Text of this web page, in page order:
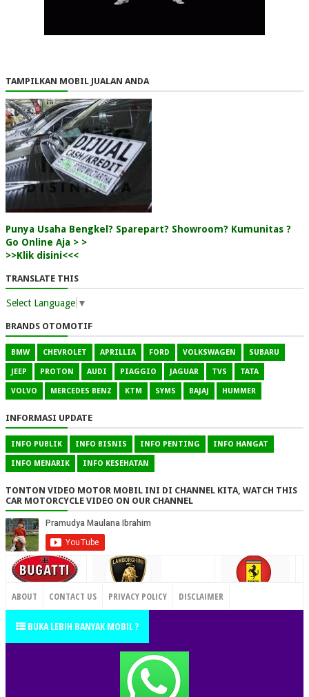
TAMPILKAN MOBIL JUALAN ANDA
Punya Usaha Bengkel? Sparepart? Showroom? Kumunitas ?
Go Online Aja > >
>>Klik disini<<<
TRANSLATE THIS
Select Language ▼
BRANDS OTOMOTIF
BMW CHEVROLET APRILLIA FORD VOLKSWAGEN SUBARU
JEEP PROTON AUDI PIAGGIO JAGUAR TVS TATA
VOLVO MERCEDES BENZ KTM SYMS BAJAJ HUMMER
INFORMASI UPDATE
INFO PUBLIK INFO BISNIS INFO PENTING INFO HANGAT
INFO MENARIK INFO KESEHATAN
TONTON VIDEO MOTOR MOBIL INI DI CHANNEL KITA, WATCH THIS
CAR MOTORCYCLE VIDEO ON OUR CHANNEL
CONTACT US
ABOUT CONTACT US PRIVACY POLICY DISCLAIMER
TERMS OF SERVICE SITEMAP
BUKA LEBIH BANYAK MOBIL ?